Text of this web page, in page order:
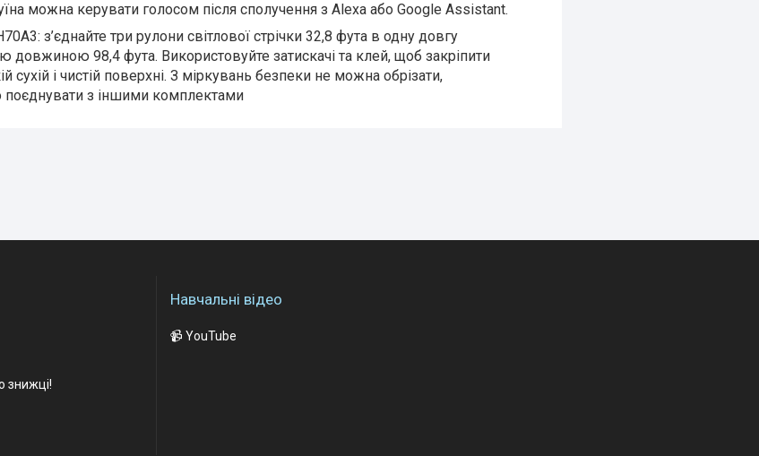
можна керувати голосом після сполучення з Alexa або Google Assistant.
з’єднайте три рулони світлової стрічки 32,8 фута в одну довгу
довжиною 98,4 фута. Використовуйте затискачі та клей, щоб закріпити
сухій і чистій поверхні. З міркувань безпеки не можна обрізати,
поєднувати з іншими комплектами
знижці!
Навчальні відео
📹 YouTube